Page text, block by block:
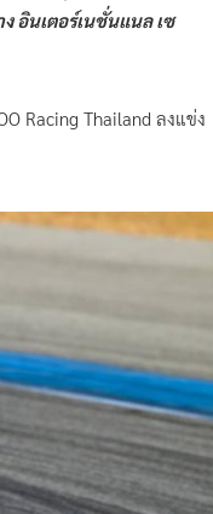
อินเตอร์เนชั่นแนล เซ
Racing Thailand ลงแข่ง